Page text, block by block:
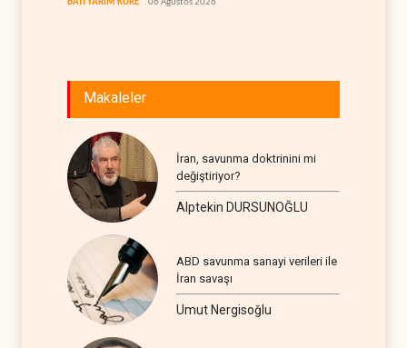
BATI YARIM KÜRE 06 Ağustos 2026
Makaleler
İran, savunma doktrinini mi
değiştiriyor?
Alptekin DURSUNOĞLU
ABD savunma sanayi verileri ile
İran savaşı
Umut Nergisoğlu